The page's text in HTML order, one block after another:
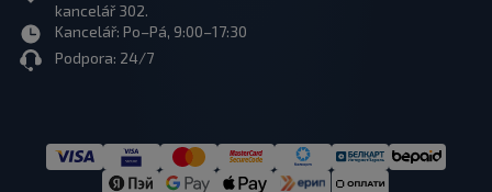
kancelář 302.
Kancelář: Po–Pá, 9:00–17:30
Podpora: 24/7